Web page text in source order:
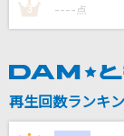
女の小箱
乃木坂46
3 ---- 点
再生回数ランキ